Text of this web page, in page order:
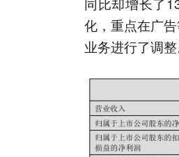
化，重点在广
业务进行了调整